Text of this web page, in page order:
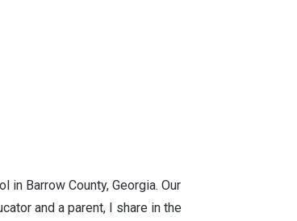
Barrow County, Georgia. Our
and a parent, I share in the